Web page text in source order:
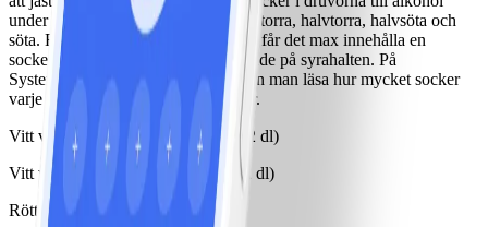
under jäsningen. Vin betecknas som torra, halvtorra, halvsöta och
söta. För att ett vin ska få kallas torrt får det max innehålla en
sockermängd på 4 till 9 gram beroende på syrahalten. På
Systembolagets hemsida och app kan man läsa hur mycket socker
varje vin i deras sortiment innehåller.
Vitt vin, torrt, SmartPoints/glas: 5 (2 dl)
Vitt vin, sött, SmartPoints/glas: 8 (2 dl)
Rött vin, SmartPoints/glas: 5 (2 dl)